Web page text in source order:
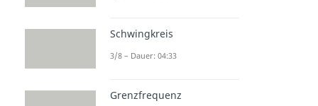
Schwingkreis
3/8 – Dauer: 04:33
Grenzfrequenz